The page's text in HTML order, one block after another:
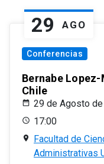
29 AGO
Conferencias
Bernabe
Chile
29 de Agosto
17:00
Facultad de
Administrativas